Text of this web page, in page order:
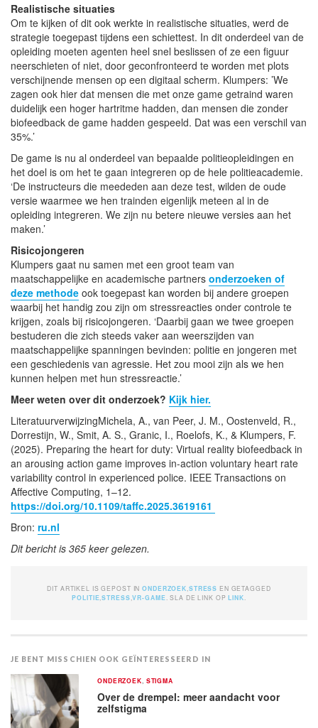
Realistische situaties
Om te kijken of dit ook werkte in realistische situaties, werd de
strategie toegepast tijdens een schiettest. In dit onderdeel van de
opleiding moeten agenten heel snel beslissen of ze een figuur
neerschieten of niet, door geconfronteerd te worden met plots
verschijnende mensen op een digitaal scherm. Klumpers: ’We
zagen ook hier dat mensen die met onze game getraind waren
duidelijk een hoger hartritme hadden, dan mensen die zonder
biofeedback de game hadden gespeeld. Dat was een verschil van
35%.’
De game is nu al onderdeel van bepaalde politieopleidingen en
het doel is om het te gaan integreren op de hele politieacademie.
‘De instructeurs die meededen aan deze test, wilden de oude
versie waarmee we hen trainden eigenlijk meteen al in de
opleiding integreren. We zijn nu betere nieuwe versies aan het
maken.’
Risicojongeren
Klumpers gaat nu samen met een groot team van
maatschappelijke en academische partners onderzoeken of
deze methode ook toegepast kan worden bij andere groepen
waarbij het handig zou zijn om stressreacties onder controle te
krijgen, zoals bij risicojongeren. ‘Daarbij gaan we twee groepen
bestuderen die zich steeds vaker aan weerszijden van
maatschappelijke spanningen bevinden: politie en jongeren met
een geschiedenis van agressie. Het zou mooi zijn als we hen
kunnen helpen met hun stressreactie.’
Meer weten over dit onderzoek? Kijk hier.
LiteratuurverwijzingMichela, A., van Peer, J. M., Oostenveld, R.,
Dorrestijn, W., Smit, A. S., Granic, I., Roelofs, K., & Klumpers, F.
(2025). Preparing the heart for duty: Virtual reality biofeedback in
an arousing action game improves in-action voluntary heart rate
variability control in experienced police. IEEE Transactions on
Affective Computing, 1–12.
https://doi.org/10.1109/taffc.2025.3619161
Bron: ru.nl
Dit bericht is 365 keer gelezen.
DIT ARTIKEL IS GEPOST INONDERZOEK STRESS EN GETAGGED
POLITIE ,STRESS ,VR-GAME . SLA DE LINK OPLINK
JE BENT MISSCHIEN OOK GEÏNTERESSEERD IN
ONDERZOEK STIGMA
Over de drempel: meer aandacht voor
zelfstigma